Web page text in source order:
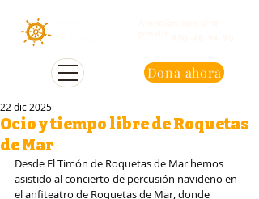
Dona ahora
Ocio y tiempo libre de Roquetas
de Mar
22 dic 2025
Desde El Timón de Roquetas de Mar hemos
asistido al concierto de percusión navideño en
el anfiteatro de Roquetas de Mar, donde